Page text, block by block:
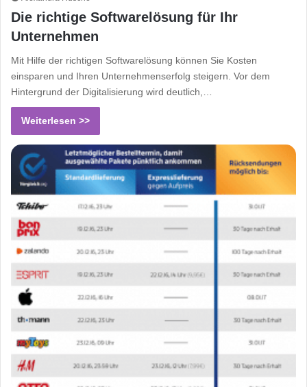
Die richtige Softwarelösung für Ihr
Unternehmen
Mit Hilfe der richtigen Softwarelösung können Sie Kosten
einsparen und Ihren Unternehmenserfolg steigern. Vor dem
Hintergrund der Digitalisierung wird deutlich,…
Weiterlesen >>